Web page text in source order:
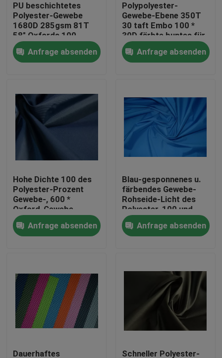
Über uns
Kontakte
Polyester-Taftgewebe
Nylontaft-Gewebe
Gesponnenes Nylongewebe
Polyester Knitgewebe
Nylonknit-Gewebe
PU beschichtetes
Polyester-Gewebe
1680D 285gsm 81T
58" Oxfords 100
fertigte Farbe
besonders an
Anfrage absenden
Polypolyester-
Gewebe-Ebene 350T
30 taft Embo 100 *
30D färbte buntes für
das Zeichnen des
Gewebes
Anfrage absenden
Hohe Dichte 100 des
Polyester-Prozent
Gewebe-, 600 *
Oxford-Gewebe
300GSM des
Polyester-600D
Anfrage absenden
Blau-gesponnenes u.
färbendes Gewebe-
Rohseide-Licht des
Polyester-100 und
elegantes
umweltfreundliches
Anfrage absenden
Dauerhaftes Schneller Polyester-